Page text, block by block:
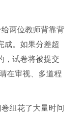
两位教师背靠背
成。如果分差超
，试卷将被提交
在审视、多道程
组花了大量时间